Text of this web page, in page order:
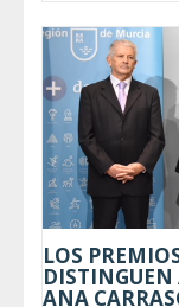
LOS
DISTINGUEN
ANA